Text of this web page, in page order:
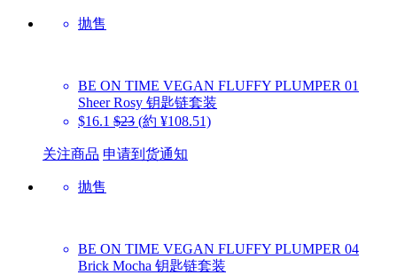
抛售
BE ON TIME VEGAN FLUFFY PLUMPER 01
Sheer Rosy 钥匙链套装
$16.1 $23 (約 ¥108.51)
关注商品 申请到货通知
抛售
BE ON TIME VEGAN FLUFFY PLUMPER 04
Brick Mocha 钥匙链套装